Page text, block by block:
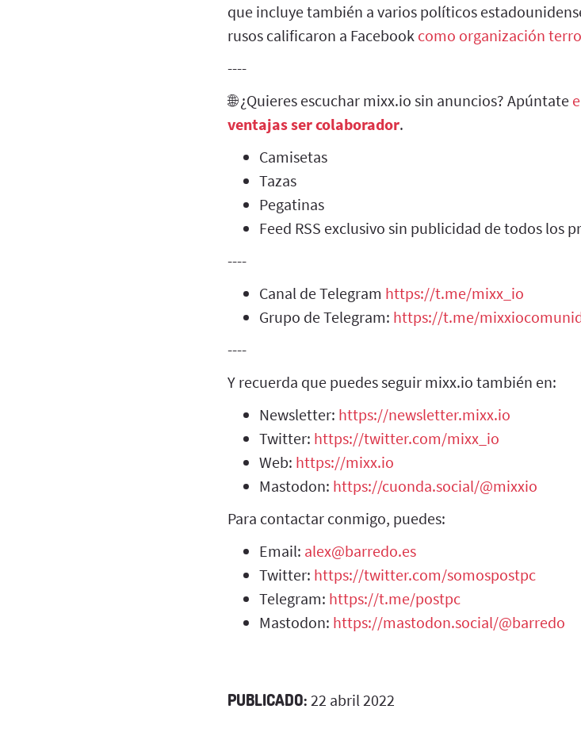
que incluye también a varios políticos
rusos calificaron a Facebook como organización
----
🌐 ¿Quieres escuchar mixx.io sin anuncios? Apúntate
ventajas ser colaborador.
Camisetas
Tazas
Pegatinas
Feed RSS exclusivo sin publicidad de todos los
----
Canal de Telegram https://t.me/mixx_io
Grupo de Telegram: https://t.me/
----
Y recuerda que puedes seguir mixx.io también en:
Newsletter: https://newsletter.mixx.io
Twitter: https://twitter.com/mixx_io
Web: https://mixx.io
Mastodon: https://cuonda.social/@mixxio
Para contactar conmigo, puedes:
Email: alex@barredo.es
Twitter: https://twitter.com/somospostpc
Telegram: https://t.me/postpc
Mastodon: https://mastodon.social/@barredo
PUBLICADO: 22 abril 2022